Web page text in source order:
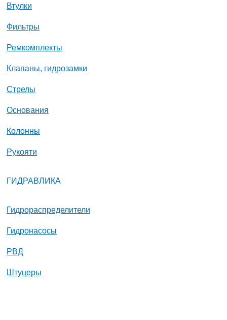
Втулки
Фильтры
Ремкомплекты
Клапаны, гидрозамки
Стрелы
Основания
Колонны
Рукояти
ГИДРАВЛИКА
Гидрораспределители
Гидронасосы
РВД
Штуцеры